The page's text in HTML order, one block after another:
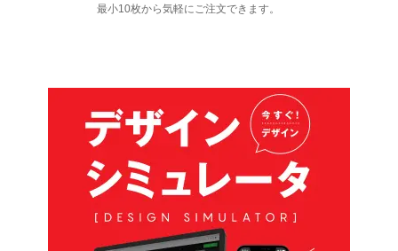
最小10枚から気軽にご注文できます。